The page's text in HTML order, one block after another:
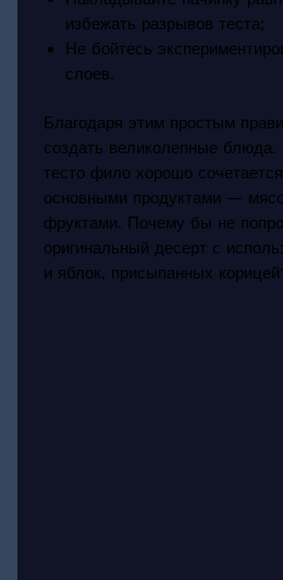
избежать разрывов теста;
Не бойтесь
слоев.
Благодаря этим простым
создать великолепные
тесто фило хорошо
основными продуктами —
фруктами. Почему бы не
оригинальный десерт с
и яблок, присыпанных